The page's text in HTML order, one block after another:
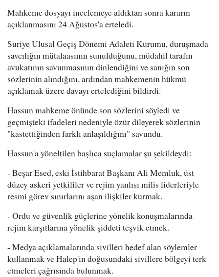
Mahkeme dosyayı incelemeye aldıktan sonra kararın
açıklanmasını 24 Ağustos'a erteledi.
Suriye Ulusal Geçiş Dönemi Adaleti Kurumu, duruşmada
savcılığın mütalaasının sunulduğunu, müdahil tarafın
avukatının savunmasının dinlendiğini ve sanığın son
sözlerinin alındığını, ardından mahkemenin hükmü
açıklamak üzere davayı ertelediğini bildirdi.
Hassun mahkeme önünde son sözlerini söyledi ve
geçmişteki ifadeleri nedeniyle özür dileyerek sözlerinin
"kastettiğinden farklı anlaşıldığını" savundu.
Hassun'a yöneltilen başlıca suçlamalar şu şekildeydi:
- Beşar Esed, eski İstihbarat Başkanı Ali Memluk, üst
düzey askeri yetkililer ve rejim yanlısı milis liderleriyle
resmi görev sınırlarını aşan ilişkiler kurmak.
- Ordu ve güvenlik güçlerine yönelik konuşmalarında
rejim karşıtlarına yönelik şiddeti teşvik etmek.
- Medya açıklamalarında sivilleri hedef alan söylemler
kullanmak ve Halep'in doğusundaki sivillere bölgeyi terk
etmeleri çağrısında bulunmak.